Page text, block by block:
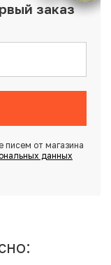
заказ
писем от магазина
данных